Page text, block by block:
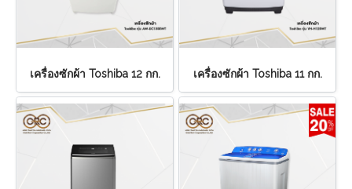
เครื่องซักผ้า Toshiba 12 กก. เครื่องซักผ้า Toshiba 11 กก.